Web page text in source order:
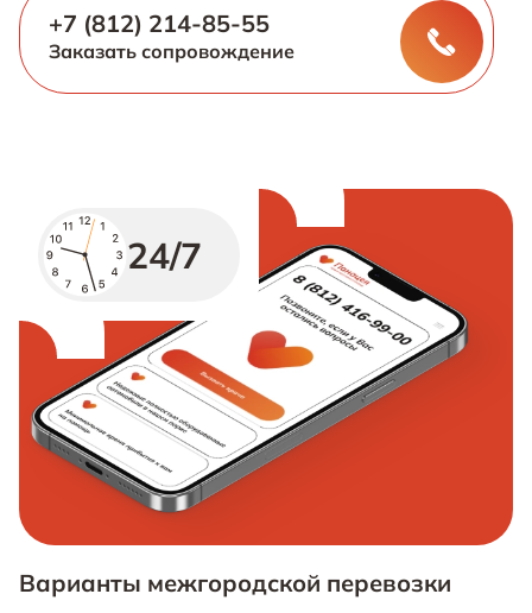
+7 (812) 214-85-55
Заказать сопровождение
24/7
Варианты межгородской перевозки